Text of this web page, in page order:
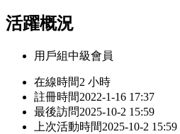
活躍概況
用戶組中級會員
在線時間2 小時
註冊時間2022-1-16 17:37
最後訪問2025-10-2 15:59
上次活動時間2025-10-2 15:59